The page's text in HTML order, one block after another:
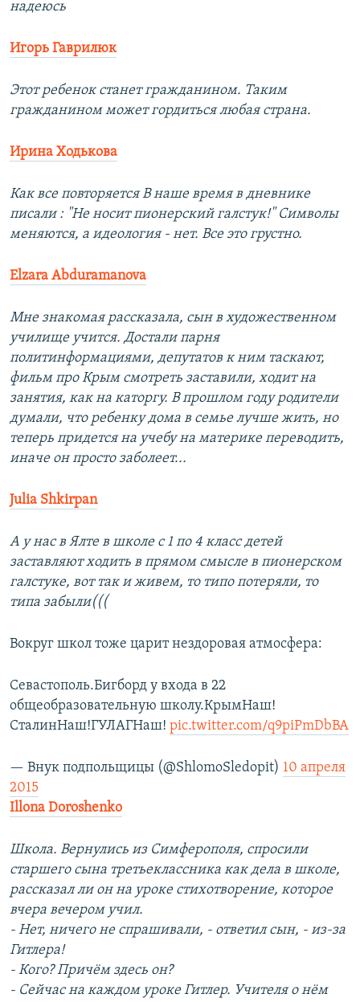
надеюсь
Игорь Гаврилюк
Этот ребенок станет гражданином. Таким
гражданином может гордиться любая страна.
Ирина Ходькова
Как все повторяется В наше время в дневнике
писали : "Не носит пионерский галстук!" Символы
меняются, а идеология - нет. Все это грустно.
Elzara Abduramanova
Мне знакомая рассказала, сын в художественном
училище учится. Достали парня
политинформациями, депутатов к ним таскают,
фильм про Крым смотреть заставили, ходит на
занятия, как на каторгу. В прошлом году родители
думали, что ребенку дома в семье лучше жить, но
теперь придется на учебу на материке переводить,
иначе он просто заболеет...
Julia Shkirpan
А у нас в Ялте в школе с 1 по 4 класс детей
заставляют ходить в прямом смысле в пионерском
галстуке, вот так и живем, то типо потеряли, то
типа забыли(((
Вокруг школ тоже царит нездоровая атмосфера:
Севастополь.Бигборд у входа в 22
общеобразовательную школу.КрымНаш!
СталинНаш!ГУЛАГНаш! pic.twitter.com/q9piPmDbBA
— Внук подпольщицы (@ShlomoSledopit) 10 апреля
2015
Illona Doroshenko
Школа. Вернулись из Симферополя, спросили
старшего сына третьеклассника как дела в школе,
рассказал ли он на уроке стихотворение, которое
вчера вечером учил.
- Нет, ничего не спрашивали, - ответил сын, - из-за
Гитлера!
- Кого? Причём здесь он?
- Сейчас на каждом уроке Гитлер. Учителя о нём